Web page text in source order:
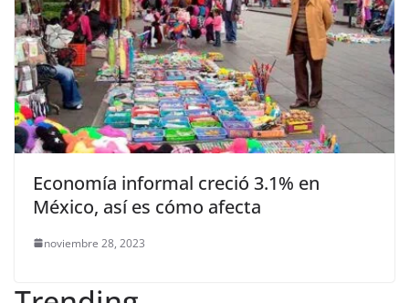
Economía informal creció 3.1% en
México, así es cómo afecta
noviembre 28, 2023